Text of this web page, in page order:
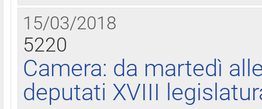
15/03/2018
5220
Camera: da martedì
deputati XVIII